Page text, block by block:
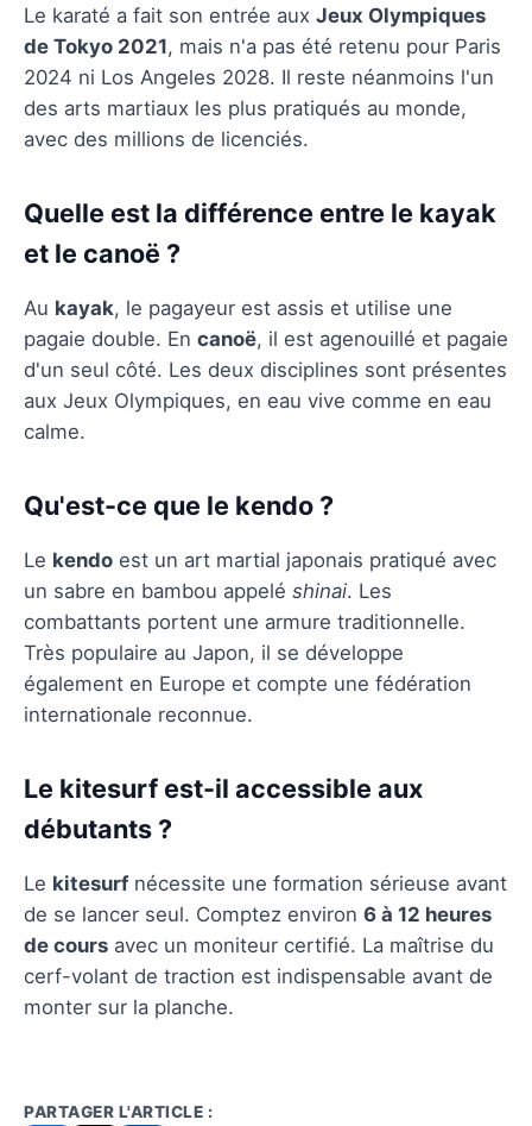
Le karaté a fait son entrée aux Jeux Olympiques
de Tokyo 2021, mais n'a pas été retenu pour Paris
2024 ni Los Angeles 2028. Il reste néanmoins l'un
des arts martiaux les plus pratiqués au monde,
avec des millions de licenciés.
Quelle est la différence entre le kayak
et le canoë ?
Au kayak, le pagayeur est assis et utilise une
pagaie double. En canoë, il est agenouillé et pagaie
d'un seul côté. Les deux disciplines sont présentes
aux Jeux Olympiques, en eau vive comme en eau
calme.
Qu'est-ce que le kendo ?
Le kendo est un art martial japonais pratiqué avec
un sabre en bambou appelé shinai. Les
combattants portent une armure traditionnelle.
Très populaire au Japon, il se développe
également en Europe et compte une fédération
internationale reconnue.
Le kitesurf est-il accessible aux
débutants ?
Le kitesurfnécessite une formation sérieuse avant
de se lancer seul. Comptez environ 6 à 12 heures
de cours avec un moniteur certifié. La maîtrise du
cerf-volant de traction est indispensable avant de
monter sur la planche.
PARTAGER L'ARTICLE :